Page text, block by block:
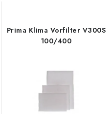
Prima Klima Vorfilter V300S
100/400